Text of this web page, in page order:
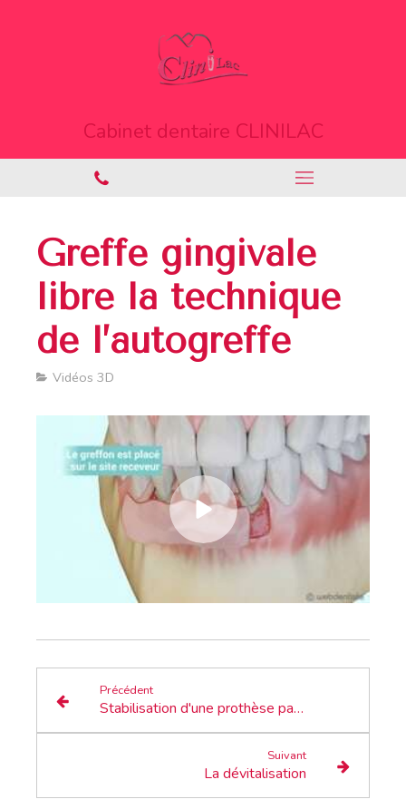
Cabinet dentaire CLINILAC
Greffe gingivale
libre la technique
de l’autogreffe
Vidéos 3D
Précédent
Stabilisation d'une prothèse par 2 boutons pressions
Suivant
La dévitalisation